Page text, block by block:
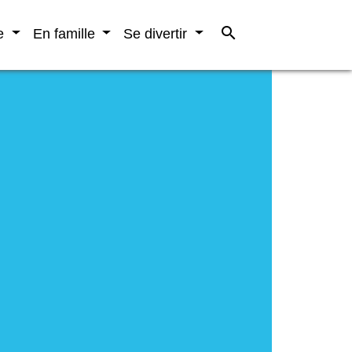
En famille Se divertir search